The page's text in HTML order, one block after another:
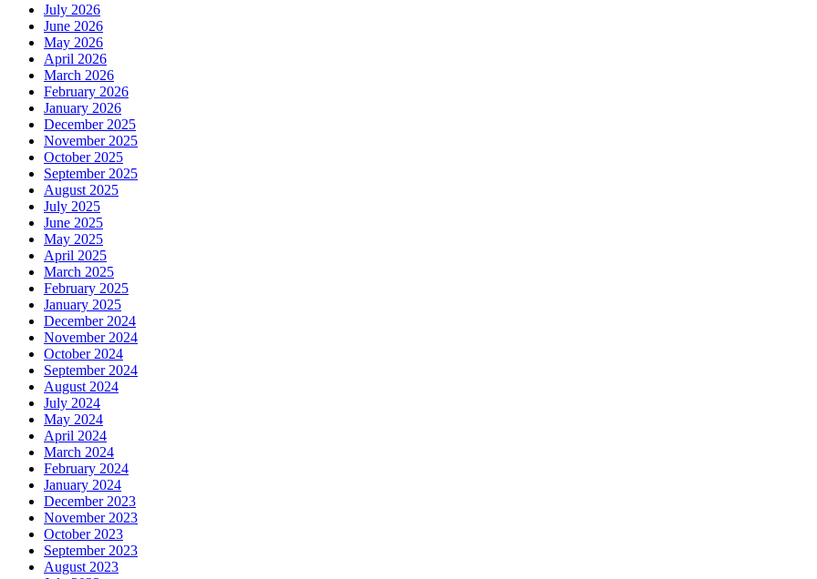
July 2026
June 2026
May 2026
April 2026
March 2026
February 2026
January 2026
December 2025
November 2025
October 2025
September 2025
August 2025
July 2025
June 2025
May 2025
April 2025
March 2025
February 2025
January 2025
December 2024
November 2024
October 2024
September 2024
August 2024
July 2024
May 2024
April 2024
March 2024
February 2024
January 2024
December 2023
November 2023
October 2023
September 2023
August 2023